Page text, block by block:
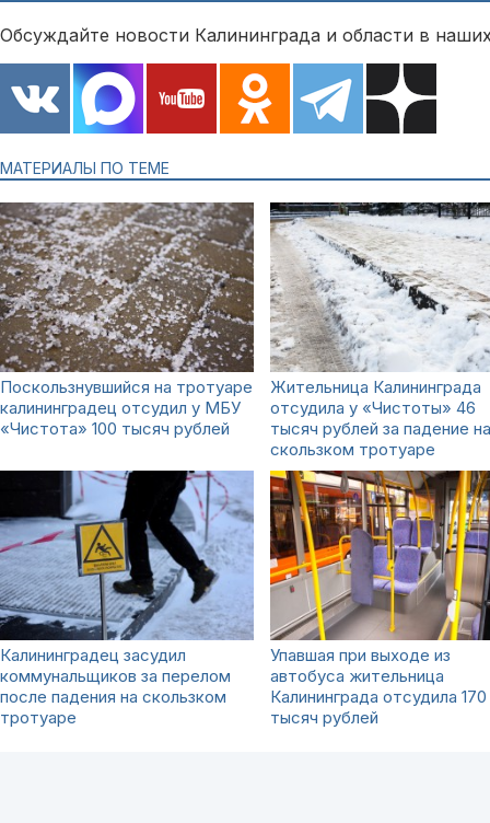
Обсуждайте новости Калининграда и области в
МАТЕРИАЛЫ ПО ТЕМЕ
Поскользнувшийся на тротуаре
калининградец отсудил у МБУ
«Чистота» 100 тысяч рублей
Жительница Калининграда
отсудила у «Чистоты» 46
тысяч рублей за падение на
скользком тротуаре
Калининградец засудил
коммунальщиков за перелом
после падения на скользком
тротуаре
Упавшая при выходе из
автобуса жительница
Калининграда отсудила 170
тысяч рублей